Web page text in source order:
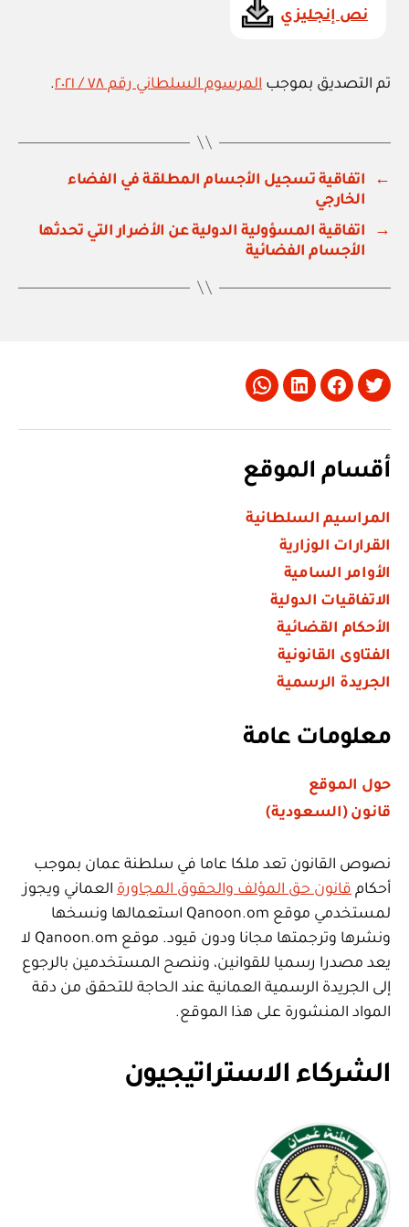
نص إنجليزي
تم التصديق بموجب المرسوم السلطاني رقم ٧٨ / ٢٠٢١ .
←
اتفاقية تسجيل الأجسام المطلقة في الفضاء
الخارجي
→
اتفاقية المسؤولية الدولية عن الأضرار التي تحدثها
الأجسام الفضائية
Twitter
Facebook
LinkedIn
Whatsapp
أقسام الموقع
المراسيم السلطانية
القرارات الوزارية
الأوامر السامية
الاتفاقيات الدولية
الأحكام القضائية
الفتاوى القانونية
الجريدة الرسمية
معلومات عامة
حول الموقع
قانون (السعودية)
نصوص القانون تعد ملكا عاما في سلطنة عمان بموجب
أحكام قانون حق المؤلف والحقوق المجاورة العماني ويجوز
لمستخدمي موقع Qanoon.om استعمالها ونسخها
ونشرها وترجمتها مجانا ودون قيود. موقع Qanoon.om لا
يعد مصدرا رسميا للقوانين، وننصح المستخدمين بالرجوع
إلى الجريدة الرسمية العمانية عند الحاجة للتحقق من دقة
المواد المنشورة على هذا الموقع.
الشركاء الاستراتيجيون